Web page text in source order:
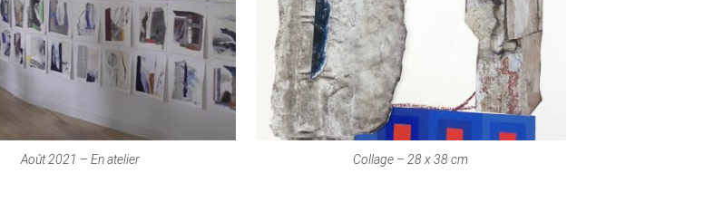
Août 2021 – En atelier Collage – 28 x 38 cm